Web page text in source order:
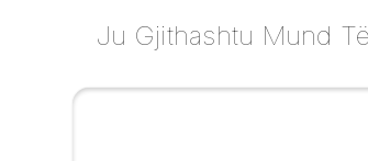
Ju Gjithashtu Mund Të